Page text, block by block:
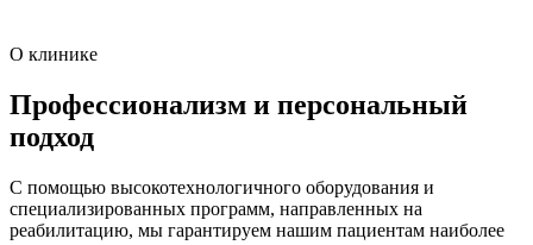
О клинике
Профессионализм и персональный
подход
С помощью высокотехнологичного оборудования и
специализированных программ, направленных на
реабилитацию, мы гарантируем нашим пациентам наиболее